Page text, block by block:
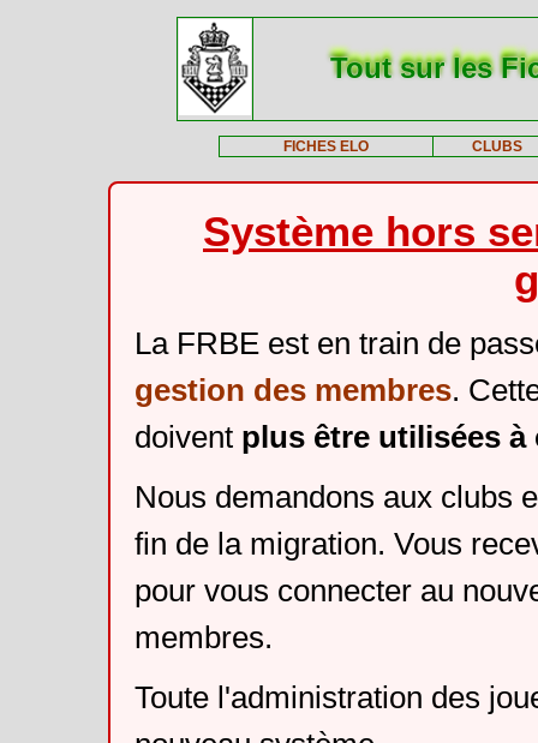
Tout sur les
FICHES ELO CLUBS
Système hors
La FRBE est en train de
gestion des membres.
doivent plus être utilisées
Nous demandons aux clubs
fin de la migration. Vous
pour vous connecter au
membres.
Toute l'administration des